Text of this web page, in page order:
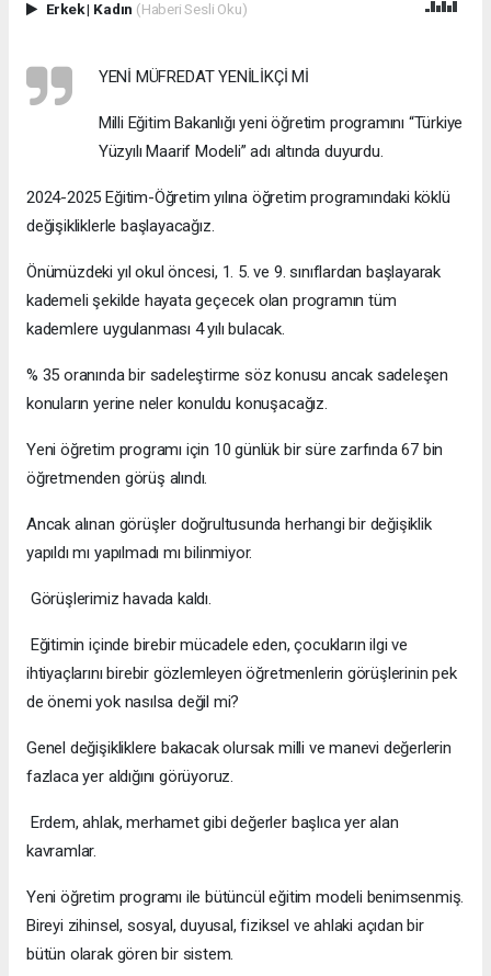
Erkek| Kadın (Haberi Sesli Oku)
YENİ MÜFREDAT YENİLİKÇİ Mİ
Milli Eğitim Bakanlığı yeni öğretim programını “Türkiye
Yüzyılı Maarif Modeli” adı altında duyurdu.
2024-2025 Eğitim-Öğretim yılına öğretim programındaki köklü
değişikliklerle başlayacağız.
Önümüzdeki yıl okul öncesi, 1. 5. ve 9. sınıflardan başlayarak
kademeli şekilde hayata geçecek olan programın tüm
kademlere uygulanması 4 yılı bulacak.
% 35 oranında bir sadeleştirme söz konusu ancak sadeleşen
konuların yerine neler konuldu konuşacağız.
Yeni öğretim programı için 10 günlük bir süre zarfında 67 bin
öğretmenden görüş alındı.
Ancak alınan görüşler doğrultusunda herhangi bir değişiklik
yapıldı mı yapılmadı mı bilinmiyor.
Görüşlerimiz havada kaldı.
Eğitimin içinde birebir mücadele eden, çocukların ilgi ve
ihtiyaçlarını birebir gözlemleyen öğretmenlerin görüşlerinin pek
de önemi yok nasılsa değil mi?
Genel değişikliklere bakacak olursak milli ve manevi değerlerin
fazlaca yer aldığını görüyoruz.
Erdem, ahlak, merhamet gibi değerler başlıca yer alan
kavramlar.
Yeni öğretim programı ile bütüncül eğitim modeli benimsenmiş.
Bireyi zihinsel, sosyal, duyusal, fiziksel ve ahlaki açıdan bir
bütün olarak gören bir sistem.